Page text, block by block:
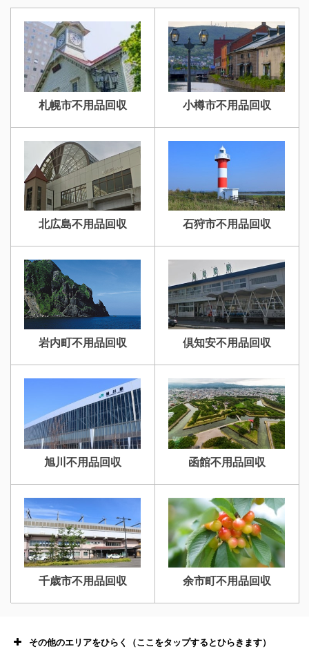
札幌市不用品回収 小樽市不用品回収
北広島不用品回収 石狩市不用品回収
岩内町不用品回収 倶知安不用品回収
旭川不用品回収 函館不用品回収
千歳市不用品回収 余市町不用品回収
その他のエリアをひらく（ここをタップするとひらきます）